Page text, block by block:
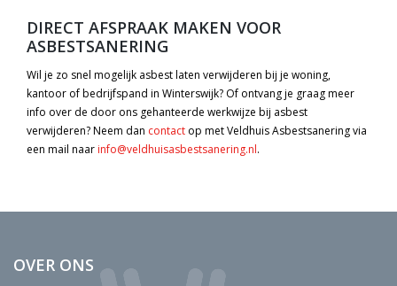
DIRECT AFSPRAAK MAKEN VOOR
ASBESTSANERING
Wil je zo snel mogelijk asbest laten verwijderen bij je woning,
kantoor of bedrijfspand in Winterswijk? Of ontvang je graag meer
info over de door ons gehanteerde werkwijze bij asbest
verwijderen? Neem dan contact op met Veldhuis Asbestsanering via
een mail naar info@veldhuisasbestsanering.nl.
OVER ONS